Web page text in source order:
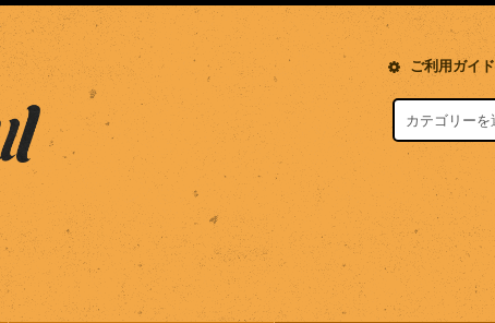
ご利用ガイド